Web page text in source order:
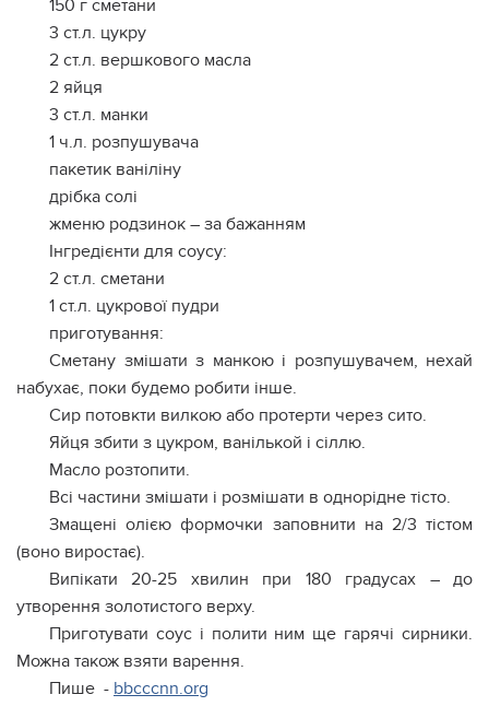
150 г сметани
3 ст.л. цукру
2 ст.л. вершкового масла
2 яйця
3 ст.л. манки
1 ч.л. розпушувача
пакетик ваніліну
дрібка солі
жменю родзинок – за бажанням
Інгредієнти для соусу:
2 ст.л. сметани
1 ст.л. цукрової пудри
приготування:
Сметану змішати з манкою і розпушувачем, нехай
набухає, поки будемо робити інше.
Сир потовкти вилкою або протерти через сито.
Яйця збити з цукром, ванількой і сіллю.
Масло розтопити.
Всі частини змішати і розмішати в однорідне тісто.
Змащені олією формочки заповнити на 2/3 тістом
(воно виростає).
Випікати 20-25 хвилин при 180 градусах – до
утворення золотистого верху.
Приготувати соус і полити ним ще гарячі сирники.
Можна також взяти варення.
Пише - bbcccnn.org